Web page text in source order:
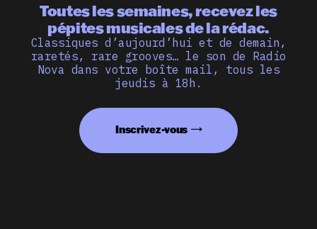
Toutes les semaines, recevez les
pépites musicales de la rédac.
Classiques d’aujourd’hui et de demain,
raretés, rare grooves… le son de Radio
Nova dans votre boîte mail, tous les
jeudis à 18h.
Inscrivez-vous